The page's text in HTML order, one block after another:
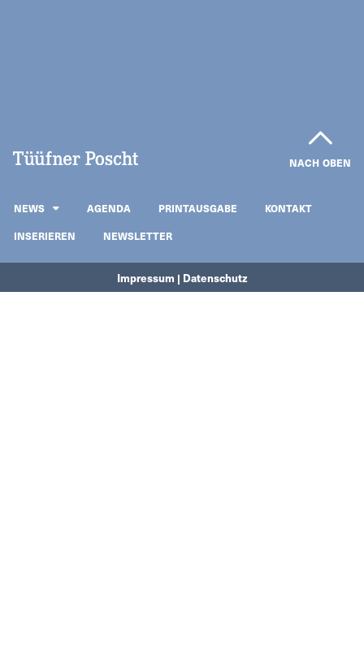
NACH OBEN
NEWS AGENDA PRINTAUSGABE
KONTAKT
INSERIEREN
NEWSLETTER
Impressum | Datenschutz